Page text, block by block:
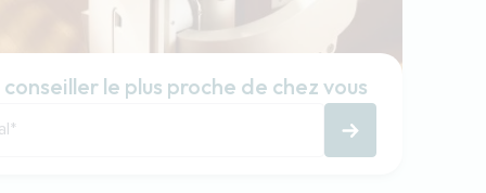
le plus proche de chez vous
*